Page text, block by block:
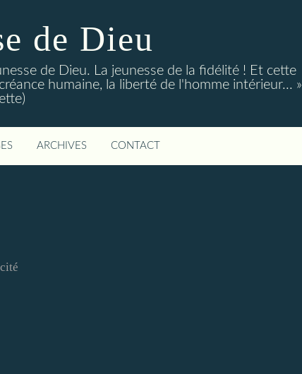
de Dieu
de Dieu. La jeunesse de la fidélité ! Et cette
humaine, la liberté de l'homme intérieur... »
ARCHIVES CONTACT